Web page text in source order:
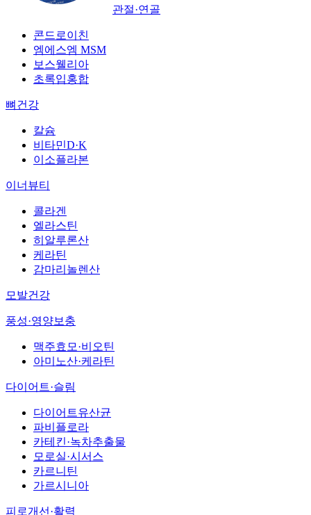
관절·연골
콘드로이친
엠에스엠 MSM
보스웰리아
초록입홍합
뼈건강
칼슘
비타민D·K
이소플라본
이너뷰티
콜라겐
엘라스틴
히알루론산
케라틴
감마리놀렌산
모발건강
풍성·영양보충
맥주효모·비오틴
아미노산·케라틴
다이어트·슬림
다이어트유산균
파비플로라
카테킨·녹차추출물
모로실·시서스
카르니틴
가르시니아
피로개선·활력